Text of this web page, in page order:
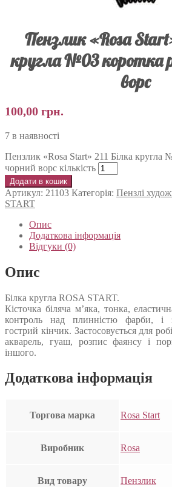
Пензлик «Rosa
кругла №03 коротка
ворс
100,00 грн.
7 в наявності
Пензлик «Rosa Start» 211 Білка кругла
чорний ворс кількість
Додати в кошик
Артикул: 21103 Категорія: Пензлі
START
Опис
Додаткова інформація
Відгуки (0)
Опис
Білка кругла ROSA START.
Кісточка біляча м’яка, тонка,
контроль над плинністю фарби, і
гострий кінчик. Застосовується для
акварель, гуаш, розпис фаянсу і
іншого.
Додаткова інформація
Торгова марка Rosa Start
Виробник Rosa
Вид товару Пензлик